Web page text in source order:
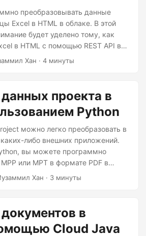
преобразовывать данные
Excel в HTML в облаке. В этой
будет уделено тому, как
в HTML с помощью REST API в
Хан · 4 минуты
проекта в
Python
можно легко преобразовать в
каких-либо внешних приложений.
вы можете программно
или MPT в формате PDF в
основное внимание будет уделено
темы: Средство просмотра
и Python SDK Рендеринг данных
REST API Средство
Хан · 3 минуты
в
Cloud Java